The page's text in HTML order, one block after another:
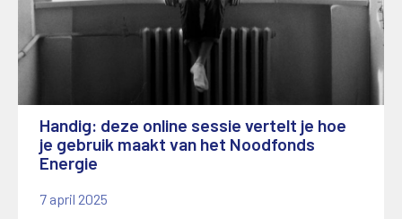
Handig: deze online sessie vertelt je hoe
je gebruik maakt van het Noodfonds
Energie
7 april 2025